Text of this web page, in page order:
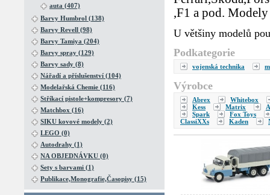
auta (407)
Barvy Humbrol (138)
Barvy Revell (98)
Barvy Tamiya (204)
Barvy spray (129)
Barvy sady (8)
Nářadí a příslušenství (104)
Modelařská Chemie (116)
Stříkací pistole+kompresory (7)
Matchbox (16)
SIKU kovové modely (2)
LEGO (0)
Autodrahy (1)
NA OBJEDNÁVKU (0)
Sety s barvami (1)
Publikace,Monografie,Časopisy (15)
,F1 a pod.
U většiny modelů
Podkategorie
vojenská technika
Výrobce
Abrex
Whitebox
Kess
Matrix
Spark
Fox Toys
ClassiXXs
Kaden